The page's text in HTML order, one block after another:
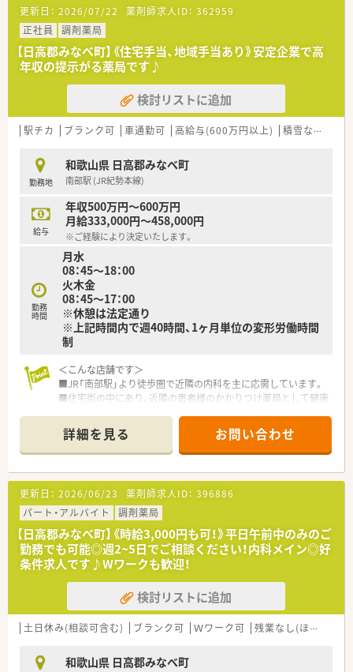
す。
■特定の病院やクリニックの門前ではなく、地域に根ざした面対
応の薬局として広域から様々な処方箋を受け付けています。
■処方箋応需枚数は1日平均50枚程度となっており、多種多様な
科目の処方に触れることで幅広い知識をキープできます。
【想定される業務内容】
■処方箋に基づく正確な調剤や細心の注意を払った監査をはじ
め、患者様に優しく寄り添った丁寧な服薬指導を行います。
り、多職種と連携しながらお薬の管理や指導に携わります。
■電子薬歴システムや円盤型の散剤分包機などの設備を操作し
ながら、安全かつスピーディーに日々の実務を実践します。
【職場環境と雰囲気】
■薬局はアットホームな一軒家の造りになっており、常勤薬剤師
2名の体制で常時2名が連携を取りながら運営しています。
■社長であるお母様をはじめ、家族経営ならではの和気あいあい
とした活気があり、困ったことも何でも相談しやすい雰囲気で
す。
■他社のように煩雑な求人票の記入に縛られず、紹介会社とも直
接会って腹を割って話をしてくれる人間味あふれる環境です。
更新日： 2026/07/22 薬剤師求人ID： 362959
正社員
調剤薬局
【日高郡みなべ町】《住宅手当、地域手当あり》安定企業で高
年収の提示がる薬局です♪
検討リストに追加
駅チカ ブランク可 車通勤可 高給与(600万円以上) 積雪なし
勤務地
和歌山県 日高郡みなべ町
南部駅 (JR紀勢本線)
給与
年収500万円～600万円
月給333,000円～458,000円
※ご経験により決定いたします。
勤務
時間
月水
08：45～18：00
火木金
08：45～17：00
※休憩は法定通り
※上記時間内で週40時間、1ヶ月単位の変形労働時間
制
＜こんな店舗です＞
■JR「南部駅」より徒歩圏で近隣の内科を主に応需しています。
■住宅街の中にあり、近隣の患者様のかかりつけ薬局として健康
■1日の来局数は30～40名で一人一人じっくり時間を取って丁
寧な対応を心がけています。
■薬剤師の所属人数は正社員1名で日々の患者様の期待にお応え
すべく対応しています。
＜こんな会社です＞
■大阪・奈良・和歌山で合わせて30店舗の調剤薬局を展開してい
ます。
■本部付けの薬剤師の方が4～5名常駐していますので、急なお
休みなどの応援体制も整っています。
またお休みのご相談もしやすくプライベートの両立もとりや
すい環境です。
■基本的に正社員の方でも会社からの店舗異動は少ないですが、
薬剤師側からの希望に関しては柔軟にご対応いただけます。
■今後の薬局の在り方を考え、かかりつけ薬剤師手当として月1
■産休・育休制度を取得され復帰した方も多く、女性にとっては
働きやすい環境が整っています。
詳細を見る お問い合わせ
更新日： 2026/06/23 薬剤師求人ID： 396886
パート・アルバイト
調剤薬局
【日高郡みなべ町】《時給3,000円も可！》平日午前中のみのご
勤務でも可能◎週2~5日でご相談ください！内科メイン◎好
条件求人です♪Wワークも歓迎！
検討リストに追加
土日休み(相談可含む) ブランク可 Ｗワーク可 残業なし(ほぼなし含む)
和歌山県 日高郡みなべ町